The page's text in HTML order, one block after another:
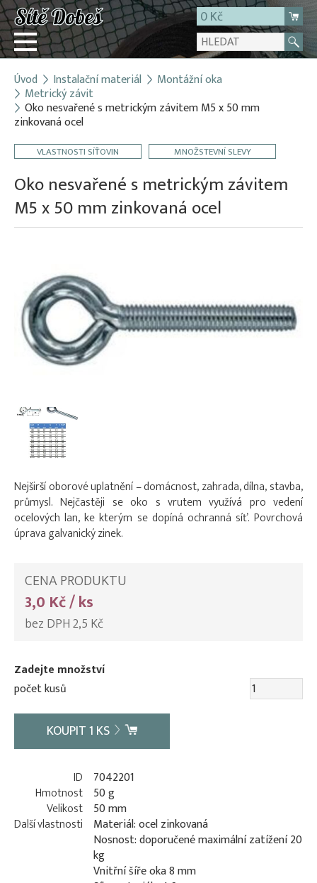
0 Kč
Přihlásit
Registrace
O firmě
Kontakt
Úvod Instalační materiál Montážní oka
Metrický závit
Oko nesvařené s metrickým závitem M5 x 50 mm
zinkovaná ocel
VLASTNOSTI SÍŤOVIN MNOŽSTEVNÍ SLEVY
Oko nesvařené s metrickým závitem
M5 x 50 mm zinkovaná ocel
Nejširší oborové uplatnění – domácnost, zahrada, dílna, stavba,
průmysl. Nejčastěji se oko s vrutem využívá pro vedení
ocelových lan, ke kterým se dopíná ochranná síť. Povrchová
úprava galvanický zinek.
CENA PRODUKTU
3,0 Kč / ks
bez DPH 2,5 Kč
Zadejte množství
počet kusů
KOUPIT1 KS
ID
7042201
Hmotnost 50 g
Velikost 50 mm
Další vlastnosti
Materiál: ocel zinkovaná
Nosnost: doporučené maximální zatížení 20
kg
Vnitřní šíře oka 8 mm